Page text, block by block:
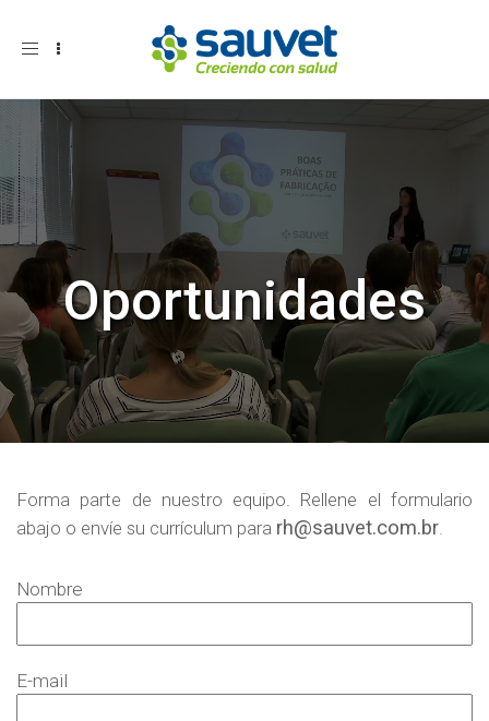
Toggle
Oportunidades
Forma parte de nuestro equipo. Rellene el formulario
abajo o envíe su currículum para rh@sauvet.com.br.
Nombre
E-mail